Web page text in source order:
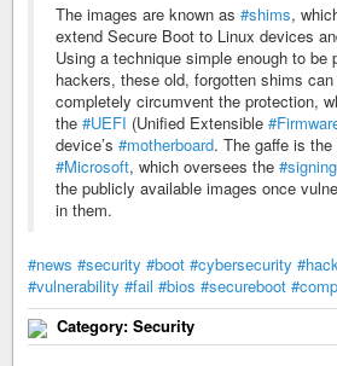
The images are known as #shims,
extend Secure Boot to Linux devices
Using a technique simple enough to be
hackers, these old, forgotten shims
completely circumvent the protection,
the #UEFI (Unified Extensible
device’s #motherboard. The gaffe is
#Microsoft, which oversees the #signing
the publicly available images once
in them.
#news #security #boot #cybersecurity #hack
#vulnerability #fail #bios #secureboot
Category: Security